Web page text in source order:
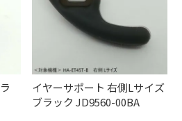
イヤーサポート 右側Lサイズ
ブラック JD9560-00BA